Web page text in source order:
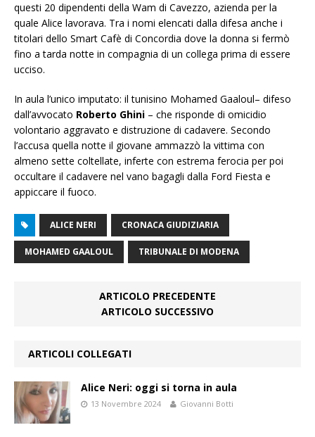
questi 20 dipendenti della Wam di Cavezzo, azienda per la
quale Alice lavorava. Tra i nomi elencati dalla difesa anche i
titolari dello Smart Cafè di Concordia dove la donna si fermò
fino a tarda notte in compagnia di un collega prima di essere
ucciso.
In aula l’unico imputato: il tunisino Mohamed Gaaloul– difeso
dall’avvocato Roberto Ghini – che risponde di omicidio
volontario aggravato e distruzione di cadavere. Secondo
l’accusa quella notte il giovane ammazzò la vittima con
almeno sette coltellate, inferte con estrema ferocia per poi
occultare il cadavere nel vano bagagli dalla Ford Fiesta e
appiccare il fuoco.
ALICE NERI CRONACA GIUDIZIARIA
MOHAMED GAALOUL TRIBUNALE DI MODENA
ARTICOLO PRECEDENTE
ARTICOLO SUCCESSIVO
ARTICOLI COLLEGATI
Alice Neri: oggi si torna in aula
13 Novembre 2024 Giovanni Botti